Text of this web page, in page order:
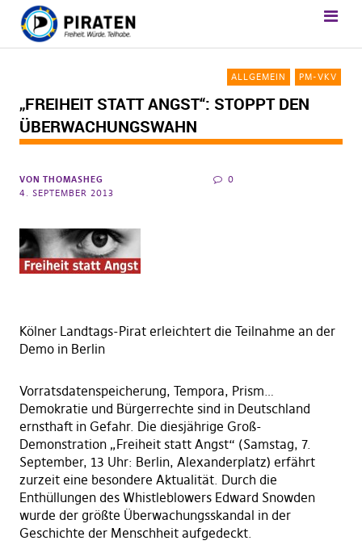
ALLGEMEIN PM-VKV
„FREIHEIT STATT ANGST“: STOPPT DEN
ÜBERWACHUNGSWAHN
VON THOMASHEG
4. SEPTEMBER 2013
0
Kölner Landtags-Pirat erleichtert die Teilnahme an der
Demo in Berlin
Vorratsdatenspeicherung, Tempora, Prism…
Demokratie und Bürgerrechte sind in Deutschland
ernsthaft in Gefahr. Die diesjährige Groß-
Demonstration „Freiheit statt Angst“ (Samstag, 7.
September, 13 Uhr: Berlin, Alexanderplatz) erfährt
zurzeit eine besondere Aktualität. Durch die
Enthüllungen des Whistleblowers Edward Snowden
wurde der größte Überwachungsskandal in der
Geschichte der Menschheit aufgedeckt.